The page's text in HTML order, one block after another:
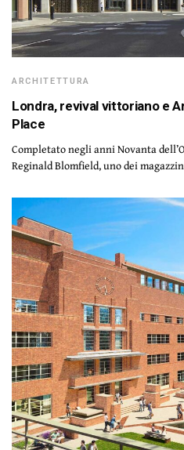
ARCHITETTURA
Londra, revival vittoriano e
Place
Completato negli anni Novanta
Reginald Blomfield, uno dei